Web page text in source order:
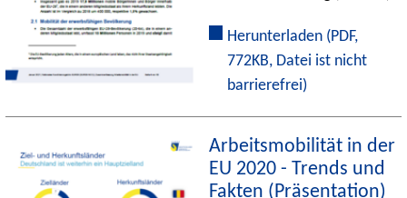
Herunterladen (PDF,
772KB, Datei ist nicht
barrierefrei)
Arbeitsmobilität in der
EU 2020 - Trends und
Fakten (Präsentation)